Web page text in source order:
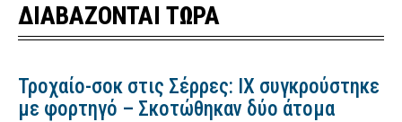
ΔΙΑΒΑΖΟΝΤΑΙ ΤΩΡΑ
Τροχαίο-σοκ στις Σέρρες: ΙΧ συγκρούστηκε
με φορτηγό – Σκοτώθηκαν δύο άτομα